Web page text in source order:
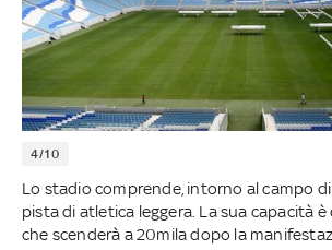
4/10
Lo stadio comprende, intorno al campo
pista di atletica leggera. La sua capacità
che scenderà a 20mila dopo la